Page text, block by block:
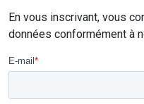
En vous inscrivant, vous
données conformément à